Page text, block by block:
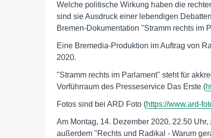
Welche politische Wirkung haben die
sind sie Ausdruck einer lebendigen
Bremen-Dokumentation "Stramm rechts im
Eine Bremedia-Produktion im Auftrag von
2020.
"Stramm rechts im Parlament" steht für
Vorführraum des Presseservice Das Erste (
Fotos sind bei ARD Foto (https://www.ard-
Am Montag, 14. Dezember 2020, 22.50
außerdem "Rechts und Radikal - Warum